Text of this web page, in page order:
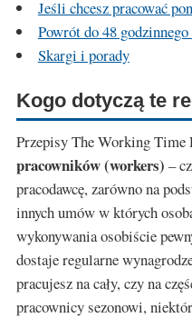
Jeśli chcesz pracować
Powrót do 48
Skargi i porady
Kogo dotyczą te
Przepisy The Working Time
pracowników (workers) –
pracodawcę, zarówno na
innych umów w których
wykonywania osobiście
dostaje regularne
pracujesz na cały, czy na
pracownicy sezonowi,